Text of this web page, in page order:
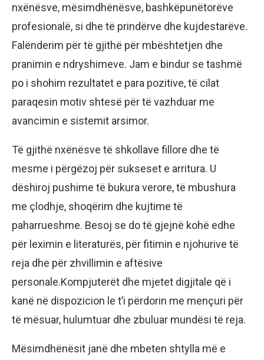
nxënësve, mësimdhënësve, bashkëpunëtorëve
profesionalë, si dhe të prindërve dhe kujdestarëve.
Falënderim për të gjithë për mbështetjen dhe
pranimin e ndryshimeve. Jam e bindur se tashmë
po i shohim rezultatet e para pozitive, të cilat
paraqesin motiv shtesë për të vazhduar me
avancimin e sistemit arsimor.
Të gjithë nxënësve të shkollave fillore dhe të
mesme i përgëzoj për sukseset e arritura. U
dëshiroj pushime të bukura verore, të mbushura
me çlodhje, shoqërim dhe kujtime të
paharrueshme. Besoj se do të gjejnë kohë edhe
për leximin e literaturës, për fitimin e njohurive të
reja dhe për zhvillimin e aftësive
personale.Kompjuterët dhe mjetet digjitale që i
kanë në dispozicion le t’i përdorin me mençuri për
të mësuar, hulumtuar dhe zbuluar mundësi të reja.
Mësimdhënësit janë dhe mbeten shtylla më e